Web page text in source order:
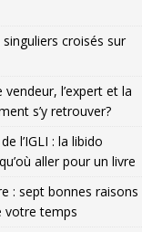
croisés sur
l’expert et la
s’y retrouver?
l’IGLI : la libido
aller pour un livre
: sept bonnes raisons
votre temps